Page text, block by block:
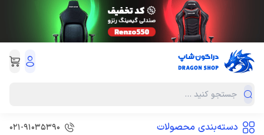
دسته‌بندی محصولات 021-91035390